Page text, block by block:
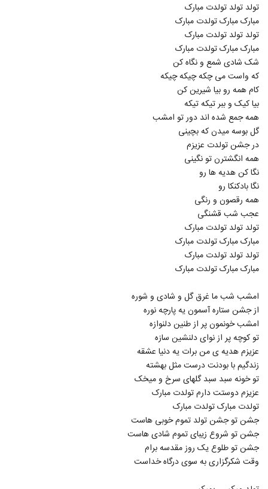
تولد تولد تولدت مبارک
مبارک مبارک تولدت مبارک
تولد تولد تولدت مبارک
مبارک مبارک تولدت مبارک
شک شادی شمع و نگاه کن
که واست می چکه چیکه چیکه
کام همه رو بیا شیرین کن
بیا کیک و ببر تیکه تیکه
همه جمع شده اند دور تو امشب
گل بوسه میدن که بچینی
در جشن تولدت عزیزم
همه انگشترن تو نگینی
نگا کن هدیه ها رو
نگا بادکنکا رو
همه رقصون و رنگی
عجب شب قشنگی
تولد تولد تولدت مبارک
مبارک مبارک تولدت مبارک
تولد تولد تولدت مبارک
مبارک مبارک تولدت مبارک
امشب شب ما غرق گل و شادی و شوره
از جشن ستاره آسمون یه پارچه نوره
امشب خونمون پر از طنین دلنوازه
تو کوچه پر از نوای دلنشین سازه
عزیزم هدیه ی من برات یه دنیا عشقه
زندگیم با بودنت درست مثل بهشته
تو خونه سبد سبد گلهای سرخ و میخک
عزیزم دوستت دارم تولدت مبارک
تولدت مبارک تولدت مبارک
جشن تو جشن تولد تموم خوبی هاست
جشن تو شروع زیبای تموم شادی هاست
جشن تو طلوع یک روز مقدسه برام
وقت شکرگزاری به سوی درگاه خداست